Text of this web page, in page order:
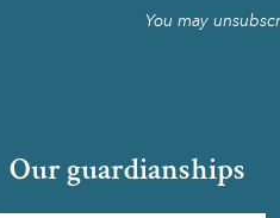
You may
Our guardianships